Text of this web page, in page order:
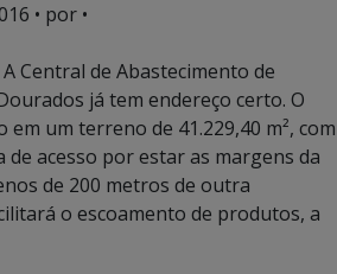
• por •
Central de Abastecimento de
já tem endereço certo. O
um terreno de 41.229,40 m², com
de acesso por estar as margens da
de 200 metros de outra
o escoamento de produtos, a